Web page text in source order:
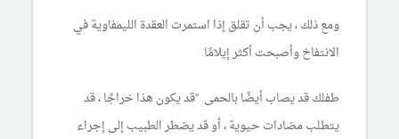
ومع ذلك ، يجب أن تقلق إذا استمرت العقدة الليمفاوية في
الانتفاخ وأصبحت أكثر إيلامًا.
طفلك قد يصاب أيضًا بالحمى. "قد يكون هذا خراجًا ، قد
يتطلب مضادات حيوية ، أو قد يضطر الطبيب إلى إجراء